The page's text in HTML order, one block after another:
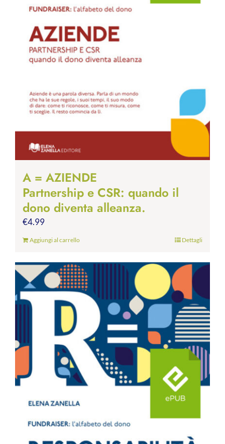
A = AZIENDE
Partnership e CSR: quando il
dono diventa alleanza.
€4.99
Aggiungi al carrello Dettagli